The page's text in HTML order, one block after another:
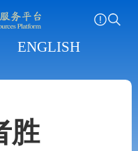
ENGLISH
胜